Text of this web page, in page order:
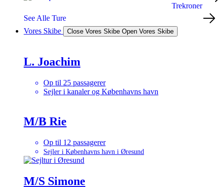
Trekroner
See Alle Ture
Vores Skibe
Close Vores Skibe Open Vores Skibe
L. Joachim
Op til 25 passagerer
Sejler i kanaler og Københavns havn
M/B Rie
Op til 12 passagerer
Sejler i Københavns havn i Øresund
M/S Simone